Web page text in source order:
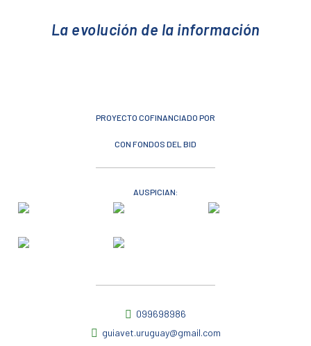
La evolución de la información
PROYECTO COFINANCIADO POR
CON FONDOS DEL BID
AUSPICIAN:
099698986
guiavet.uruguay@gmail.com